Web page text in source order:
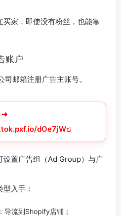
家，即使没有粉丝，也能靠
账户
邮箱注册广告主账号。
➜
dOe7jW
设置广告组（Ad Group）与广
入手：
：导流到Shopify店铺；